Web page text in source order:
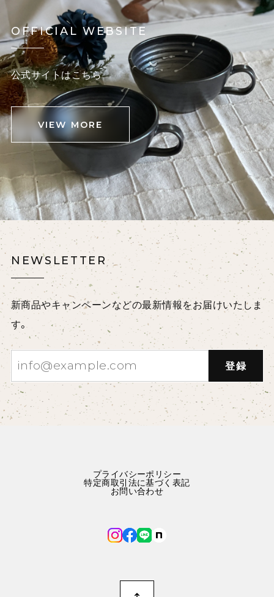
OFFICIAL WEBSITE
公式サイトはこちら
VIEW MORE
NEWSLETTER
新商品やキャンペーンなどの最新情報をお届けいたしま
す。
登録
プライバシーポリシー
特定商取引法に基づく表記
お問い合わせ